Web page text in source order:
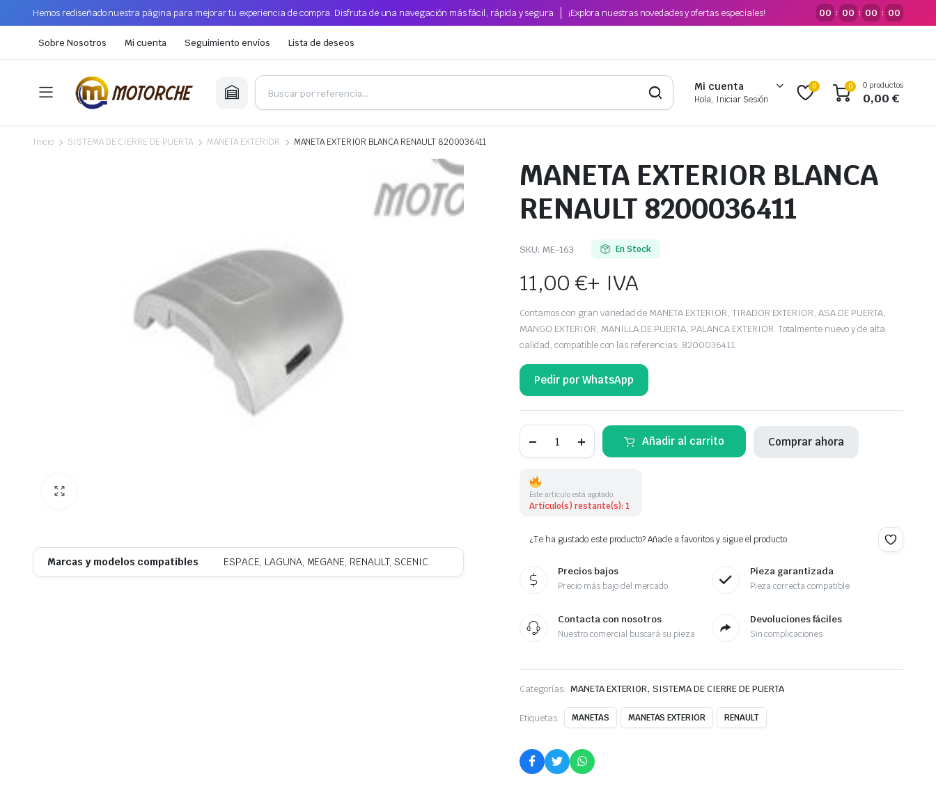
Hemos rediseñado nuestra página para mejorar tu experiencia de compra. Disfruta de una navegación más fácil, rápida y segura ¡Explora nuestras novedades y ofertas especiales! 00 : 00 : 00 : 00
Sobre Nosotros Mi cuenta Seguimiento envíos Lista de deseos
Mi cuenta
Hola, Iniciar Sesión
0 0 0 productos
0,00€
Inicio SISTEMA DE CIERRE DE PUERTA MANETA EXTERIOR MANETA EXTERIOR BLANCA RENAULT 8200036411
Marcas y modelos compatibles ESPACE, LAGUNA, MEGANE, RENAULT, SCENIC
MANETA EXTERIOR BLANCA
RENAULT 8200036411
SKU: ME-163 En Stock
11,00€+ IVA
Contamos con gran variedad de MANETA EXTERIOR, TIRADOR EXTERIOR, ASA DE PUERTA,
MANGO EXTERIOR, MANILLA DE PUERTA, PALANCA EXTERIOR. Totalmente nuevo y de alta
calidad, compatible con las referencias: 8200036411.
Pedir por WhatsApp
EXTERIOR BLANCA
Añadir al carrito Comprar ahora
Este artículo está agotado.
Artículo(s) restante(s): 1
¿Te ha gustado este producto? Añade a favoritos y sigue el producto.
Precios bajos
Precio más bajo del mercado
Pieza garantizada
Pieza correcta compatible
Contacta con nosotros
Nuestro comercial buscará su pieza
Devoluciones fáciles
Sin complicaciones
Categorías: MANETA EXTERIOR, SISTEMA DE CIERRE DE PUERTA
Etiquetas: MANETAS MANETAS EXTERIOR RENAULT